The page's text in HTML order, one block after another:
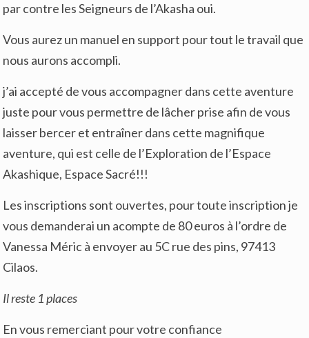
par contre les Seigneurs de l’Akasha oui.
Vous aurez un manuel en support pour tout le travail que
nous aurons accompli.
j’ai accepté de vous accompagner dans cette aventure
juste pour vous permettre de lâcher prise afin de vous
laisser bercer et entraîner dans cette magnifique
aventure, qui est celle de l’Exploration de l’Espace
Akashique, Espace Sacré!!!
Les inscriptions sont ouvertes, pour toute inscription je
vous demanderai un acompte de 80 euros à l’ordre de
Vanessa Méric à envoyer au 5C rue des pins, 97413
Cilaos.
Il reste 1 places
En vous remerciant pour votre confiance